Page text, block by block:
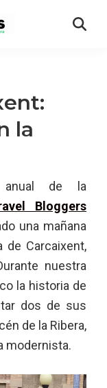
la
anual de la
Bloggers
una mañana
de Carcaixent,
nuestra
la historia de
dos de sus
de la Ribera,
modernista.